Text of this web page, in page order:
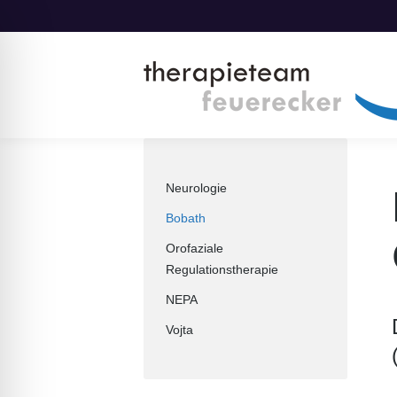
Neurologie
Bobath
Orofaziale
Regulationstherapie
NEPA
Vojta